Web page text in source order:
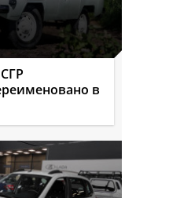
в